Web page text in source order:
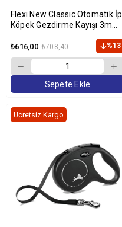
Flexi New Classic Otomatik İp
Köpek Gezdirme Kayışı 3m
₺616,00 ₺708,40 %13
Sepete Ekle
Ücretsiz Kargo